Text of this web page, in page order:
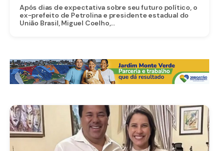
Após dias de expectativa sobre seu futuro político, o
ex-prefeito de Petrolina e presidente estadual do
União Brasil, Miguel Coelho,...